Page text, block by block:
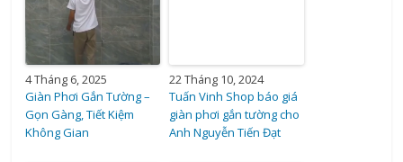
4 Tháng 6, 2025
Giàn Phơi Gắn Tường –
Gọn Gàng, Tiết Kiệm
Không Gian
22 Tháng 10, 2024
Tuấn Vinh Shop báo giá
giàn phơi gắn tường cho
Anh Nguyễn Tiến Đạt